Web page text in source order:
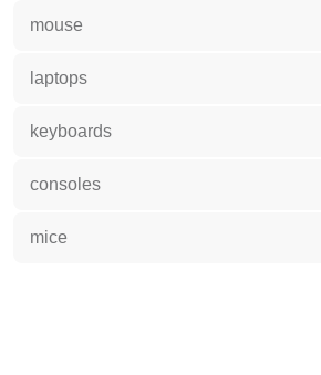
mouse
laptops
keyboards
consoles
mice